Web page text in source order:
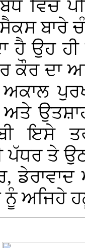
ਵਿੱਚ
ਬਾਰੇ
ਹੈ ਉਹ
ਕੌਰ ਦਾ
ਅਤੇ
ਇਸੇ
ਪੱਧਰ ਤੇ
ਨੂੰ ਅਜਿਹੇ